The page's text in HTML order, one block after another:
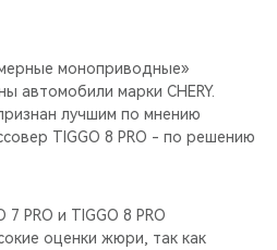
моноприводные»
автомобили марки CHERY.
лучшим по мнению
TIGGO 8 PRO - по решению
PRO и TIGGO 8 PRO
оценки жюри, так как